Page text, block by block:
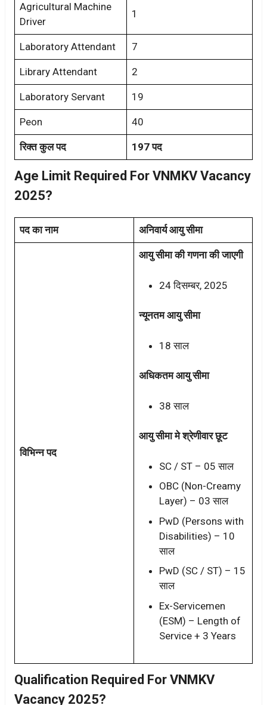
Agricultural Machine
Driver
1
Laboratory Attendant 7
Library Attendant 2
Laboratory Servant 19
Peon 40
रिक्त कुल पद 197 पद
Age Limit Required For VNMKV Vacancy
2025?
पद का नाम अनिवार्य आयु सीमा
विभिन्न पद
आयु सीमा की गणना की जाएगी
24 दिसम्बर, 2025
न्यूनतम आयु सीमा
18 साल
अधिकतम आयु सीमा
38 साल
आयु सीमा मे श्रेणीवार छूट
SC / ST – 05 साल
OBC (Non-Creamy
Layer) – 03 साल
PwD (Persons with
Disabilities) – 10
साल
PwD (SC / ST) – 15
साल
Ex-Servicemen
(ESM) – Length of
Service + 3 Years
Qualification Required For VNMKV
Vacancy 2025?